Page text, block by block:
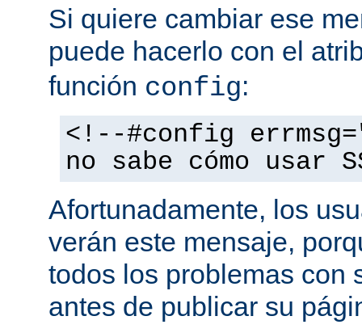
Si quiere cambiar ese
puede hacerlo con el
función config:
<!--#config
no sabe cómo usar
Afortunadamente, los
verán este mensaje,
todos los problemas con
antes de publicar su